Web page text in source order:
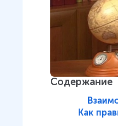
Содержание
Как